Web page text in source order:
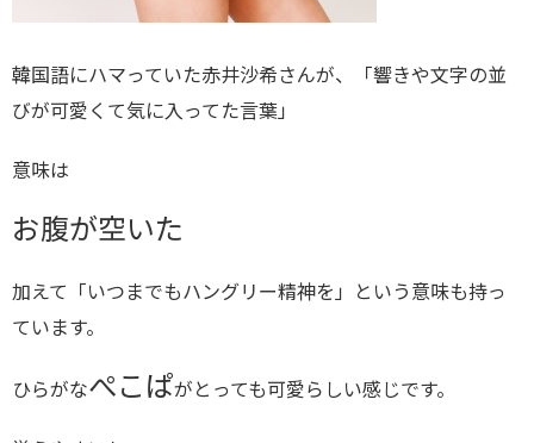
韓国語にハマっていた赤井沙希さんが、「響きや文字の並
びが可愛くて気に入ってた言葉」
意味は
お腹が空いた
加えて「いつまでもハングリー精神を」という意味も持っ
ています。
ひらがなぺこぱがとっても可愛らしい感じです。